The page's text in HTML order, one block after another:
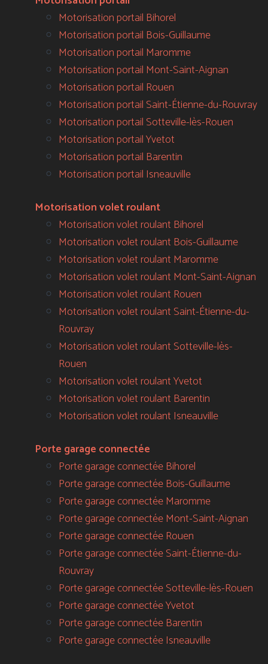
Motorisation portail Bihorel
Motorisation portail Bois-Guillaume
Motorisation portail Maromme
Motorisation portail Mont-Saint-Aignan
Motorisation portail Rouen
Motorisation portail Saint-Étienne-du-Rouvray
Motorisation portail Sotteville-lès-Rouen
Motorisation portail Yvetot
Motorisation portail Barentin
Motorisation portail Isneauville
Motorisation volet roulant
Motorisation volet roulant Bihorel
Motorisation volet roulant Bois-Guillaume
Motorisation volet roulant Maromme
Motorisation volet roulant Mont-Saint-Aignan
Motorisation volet roulant Rouen
Motorisation volet roulant Saint-Étienne-du-
Rouvray
Motorisation volet roulant Sotteville-lès-
Rouen
Motorisation volet roulant Yvetot
Motorisation volet roulant Barentin
Motorisation volet roulant Isneauville
Porte garage connectée
Porte garage connectée Bihorel
Porte garage connectée Bois-Guillaume
Porte garage connectée Maromme
Porte garage connectée Mont-Saint-Aignan
Porte garage connectée Rouen
Porte garage connectée Saint-Étienne-du-
Rouvray
Porte garage connectée Sotteville-lès-Rouen
Porte garage connectée Yvetot
Porte garage connectée Barentin
Porte garage connectée Isneauville